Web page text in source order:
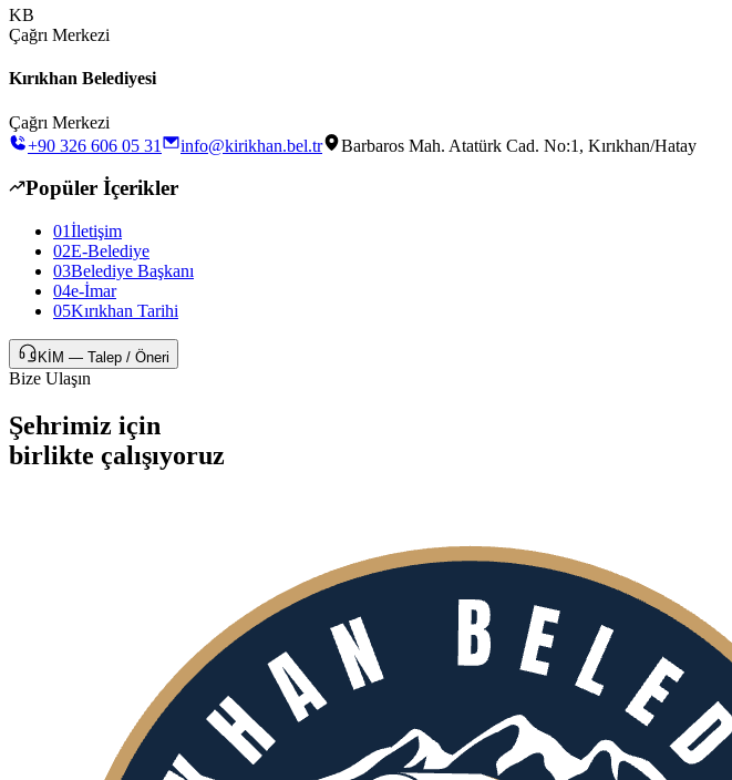
KB
Çağrı Merkezi
Kırıkhan Belediyesi
Çağrı Merkezi
+90 326 606 05 31
info@kirikhan.bel.tr Barbaros Mah. Atatürk Cad. No:1, Kırıkhan/Hatay
Popüler İçerikler
01İletişim
02E-Belediye
03Belediye Başkanı
04e-İmar
05Kırıkhan Tarihi
KİM — Talep / Öneri
Bize Ulaşın
Şehrimiz için
birlikte çalışıyoruz